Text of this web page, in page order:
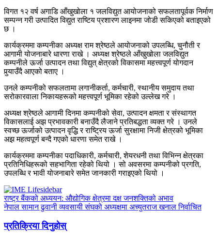
विगत १२ वर्ष अगाडि आँखुखोला १ जलविद्युत आयोजनाको सफलतापूर्वक निर्माण
सम्पन्न गरी उत्पादित विद्युत राष्टिय प्रशारण लाइनमा जोडी सकिएको बताइएको
छ ।
कार्यक्रममा कम्पनीका अध्यक्ष राम श्रेष्ठले आयोजनाको उपलब्धि, चुनौती र
आगामी योजनाबारे धारणा राखे । अध्यक्ष श्रेष्ठले आँखुखोला जलविद्युत
कम्पनीले ऊर्जा उत्पादन तथा विद्युत् क्षेत्रको विकासमा महत्त्वपूर्ण योगदान
पुर्‍याउँदै आएको बताए ।
उनले कम्पनीको सफलतामा लगानीकर्ता, कर्मचारी, स्थानीय समुदाय तथा
सरोकारवाला निकायहरूको महत्त्वपूर्ण भूमिका रहेको उल्लेख गरे ।
अध्यक्ष श्रेष्ठले आगामी दिनमा कम्पनीको सेवा, उत्पादन क्षमता र संस्थागत
विकासलाई अझ प्रभावकारी बनाउँदै लैजाने प्रतिबद्धता व्यक्त गरे । उनले
स्वच्छ ऊर्जाको उत्पादन वृद्धि र राष्ट्रिय ऊर्जा सुरक्षामा निजी क्षेत्रको भूमिका
अझ महत्वपूर्ण बन्दै गएको धारणा समेत राखे ।
कार्यक्रममा कम्पनीका पदाधिकारी, कर्मचारी, शेयरधनी तथा विभिन्न क्षेत्रका
प्रतिनिधिहरूको सहभागिता रहेको थियो । सो अवसरमा कम्पनीको प्रगति,
उपलब्धि र भावी योजनाबारे समेत जानकारी गराइएको थियो ।
राष्ट्र बैंकको अध्ययन: औद्योगिक क्षेत्रमा दक्ष जनशक्तिको अभाव
नेपाल सामान ढुवानी व्यवसायी संघको अध्यक्षमा अच्युतराज खनाल निर्वाचित
प्रतिक्रिया दिनुहोस्